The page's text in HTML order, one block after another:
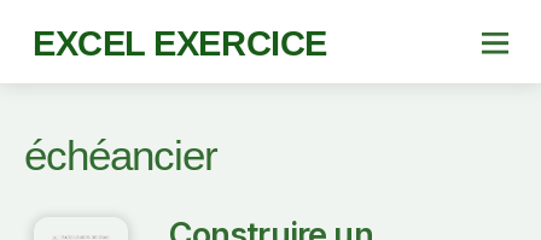
EXCEL EXERCICE
échéancier